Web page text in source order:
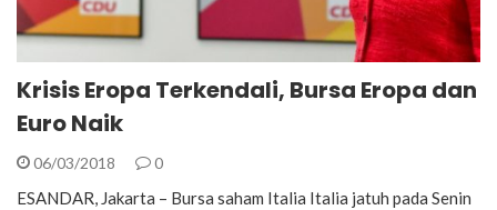
Krisis Eropa Terkendali, Bursa Eropa dan
Euro Naik
06/03/2018 0
ESANDAR, Jakarta – Bursa saham Italia Italia jatuh pada Senin